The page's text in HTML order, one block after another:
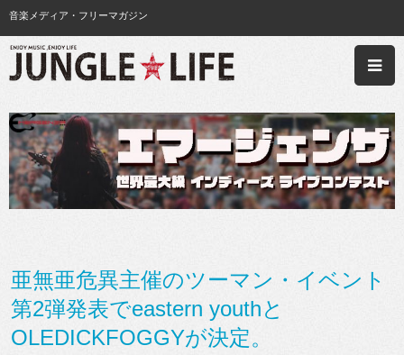
音楽メディア・フリーマガジン
亜無亜危異主催のツーマン・イベント
第2弾発表でeastern youthと
OLEDICKFOGGYが決定。